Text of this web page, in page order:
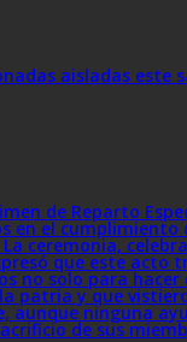
aisladas este
de Reparto
el cumplimiento
ceremonia,
que este
no solo para
patria y que
aunque ninguna
de sus